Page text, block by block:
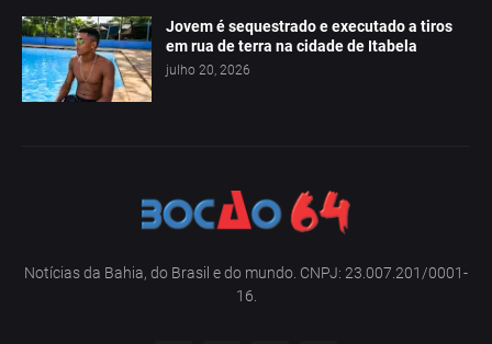
Jovem é sequestrado e executado a tiros
em rua de terra na cidade de Itabela
julho 20, 2026
Notícias da Bahia, do Brasil e do mundo. CNPJ: 23.007.201/0001-
16.